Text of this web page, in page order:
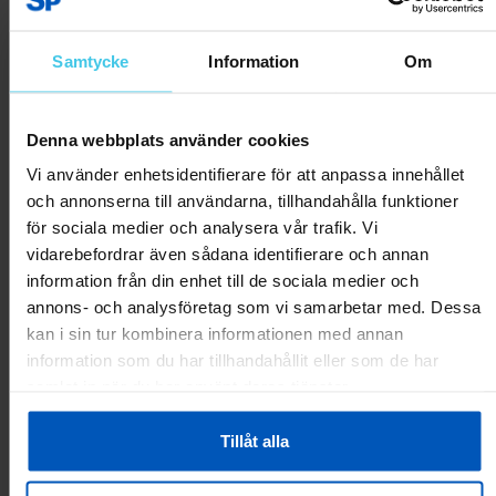
Samtycke Information Om
Denna webbplats använder cookies
Vi använder enhetsidentifierare för att anpassa innehållet
och annonserna till användarna, tillhandahålla funktioner
för sociala medier och analysera vår trafik. Vi
vidarebefordrar även sådana identifierare och annan
information från din enhet till de sociala medier och
annons- och analysföretag som vi samarbetar med. Dessa
kan i sin tur kombinera informationen med annan
information som du har tillhandahållit eller som de har
Tillåt alla
Kira S.
Var
till
hjälp?
Rapportera som olämplig
Riikka A. 05.02.2024
Mainio
Oikein mainio kotikäytössä. En kuitenkaan lähtisi roudaamaan
hjälp?